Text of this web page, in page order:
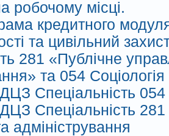
робочому місці.
кредитного
та цивільний
281 «Публічне
та 054 Соціологія
Спеціальність 054
Спеціальність 281
адміністрування